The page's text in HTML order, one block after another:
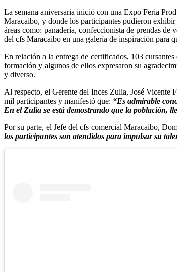
La semana aniversaria inició con una Expo Feria
Maracaibo, y donde los participantes pudieron
áreas como: panadería, confeccionista de prendas
del cfs Maracaibo en una galería de inspiración para
En relación a la entrega de certificados, 103
formación y algunos de ellos expresaron su
y diverso.
Al respecto, el Gerente del Inces Zulia, José Vicente
mil participantes y manifestó que: “Es admirable
En el Zulia se está demostrando que la población,
Por su parte, el Jefe del cfs comercial Maracaibo,
los participantes son atendidos para impulsar su